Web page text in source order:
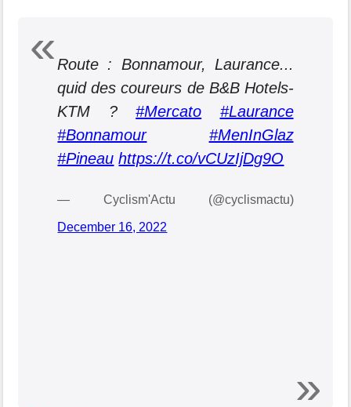
Route : Bonnamour, Laurance...
quid des coureurs de B&B Hotels-
KTM ?#Mercato
#Laurance
#Bonnamour
#MenInGlaz
#Pineau https://t.co/vCUzIjDg9O
— Cyclism'Actu (@cyclismactu)
December 16, 2022